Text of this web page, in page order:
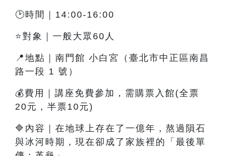
🕑時間｜14:00-16:00
⭐對象｜一般大眾60人
📍地點｜南門館 小白宮（臺北市中正區南昌
路一段 1 號）
💰費用｜講座免費參加，需購票入館(全票
20元，半票10元)
🔷內容 ｜ 在地球上存在了一億年，熬過隕石
與冰河時期，現在卻成了家族裡的「最後單